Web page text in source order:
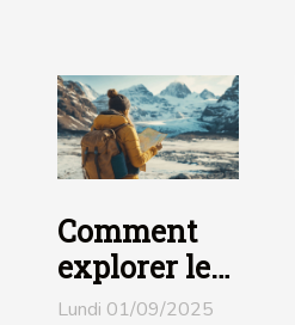
Comment
explorer le
Canada sans
Lundi 01/09/2025